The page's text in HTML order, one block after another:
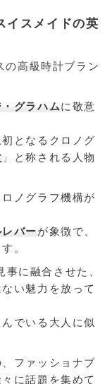
イスメイドの英
の高級時計ブラン
グラハムに敬意
となるクロノグ
」と称される人物
ノグラフ機構が
バーが象徴で、
。
事に融合させた、
い魅力を放って
でいる大人に似
ファッショナブ
に話題を集めて